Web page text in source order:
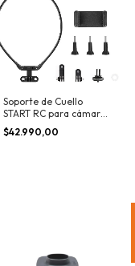
Soporte de Cuello
START RC para cámaras
DJI
$42.990,00